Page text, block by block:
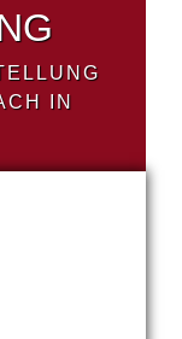
IN